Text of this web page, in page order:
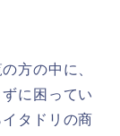
方の中に、
に困ってい
タドリの商